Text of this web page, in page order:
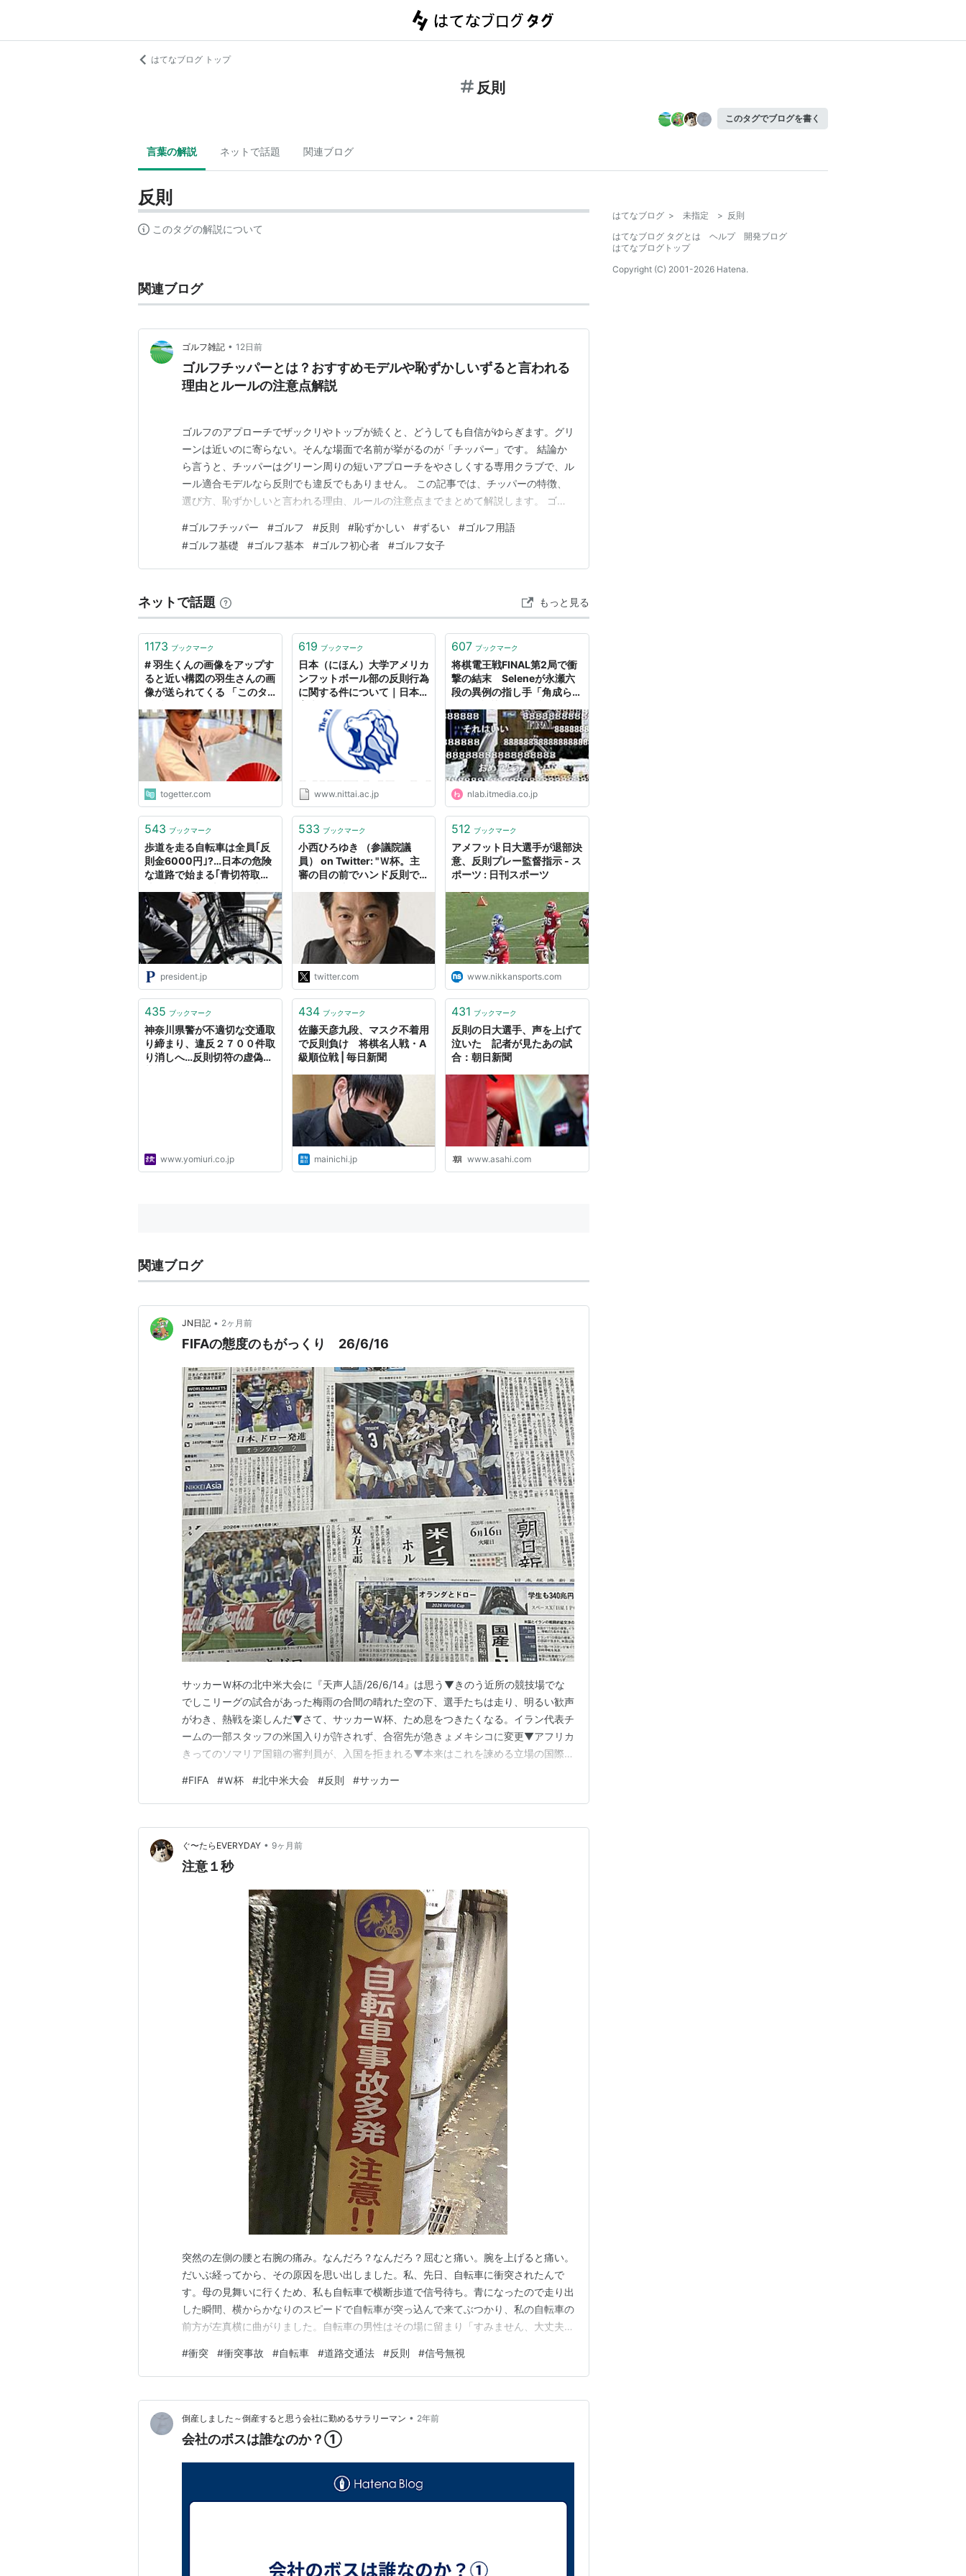
はてなブログ トップ
反則
このタグでブログを書く
言葉の解説 ネットで話題 関連ブログ
反則
このタグの解説について
関連ブログ
ゴルフ雑記 • 12日前
ゴルフチッパーとは？おすすめモデルや恥ずかしいずると言われる
理由とルールの注意点解説
ゴルフのアプローチでザックリやトップが続くと、どうしても自信がゆらぎます。グリ
ーンは近いのに寄らない。そんな場面で名前が挙がるのが「チッパー」です。 結論か
ら言うと、チッパーはグリーン周りの短いアプローチをやさしくする専用クラブで、ル
ール適合モデルなら反則でも違反でもありません。 この記事では、チッパーの特徴、
選び方、恥ずかしいと言われる理由、ルールの注意点までまとめて解説します。 ゴル
ターとウェッジの魅力をあわせ持つ特徴 ゴルフクラブのチッパーと通常のウェッジの
違い ゴルフチッパーは恥ずかしい？ずるいと言われる理…
#ゴルフチッパー #ゴルフ #反則 #恥ずかしい #ずるい #ゴルフ用語
#ゴルフ基礎 #ゴルフ基本 #ゴルフ初心者 #ゴルフ女子
ネットで話題 もっと見る
1173 ブックマーク
# 羽生くんの画像をアップす
ると近い構図の羽生さんの画
像が送られてくる 「このタ
Togetterまとめ
togetter.com
619 ブックマーク
日本（にほん）大学アメリカ
ンフットボール部の反則行為
に関する件について｜日本体
www.nittai.ac.jp
607 ブックマーク
将棋電王戦FINAL第2局で衝
撃の結末 Seleneが永瀬六
段の異例の指し手「角成ら
| ねとらぼ
nlab.itmedia.co.jp
543 ブックマーク
歩道を走る自転車は全員｢反
則金6000円｣?…日本の危険
な道路で始まる｢青切符取り
走､信号無視､｢ながらスマホ｣
とは事故リスクが違う
president.jp
533 ブックマーク
小西ひろゆき （参議院議
員） on Twitter: "Ｗ杯。主
審の目の前でハンド反則でシ
手。チームを救うための究極
の行為は一発レッドカード。
反則は絶対悪、退場も最悪ミ
スだが、我が身を捨てた執念
の行為に、あの瞬間に何もせ
ず、失点承知でシュートを見
送るだけの国会議員が何人い
るだろうかと考えた。安倍政
治は罪深い。"
twitter.com
512 ブックマーク
アメフット日大選手が退部決
意、反則プレー監督指示 - ス
ポーツ : 日刊スポーツ
www.nikkansports.com
435 ブックマーク
神奈川県警が不適切な交通取
り締まり、違反２７００件取
り消しへ…反則切符の虚偽記
www.yomiuri.co.jp
434 ブックマーク
佐藤天彦九段、マスク不着用
で反則負け 将棋名人戦・A
級順位戦 | 毎日新聞
mainichi.jp
431 ブックマーク
反則の日大選手、声を上げて
泣いた 記者が見たあの試
合：朝日新聞
www.asahi.com
関連ブログ
JN日記 • 2ヶ月前
FIFAの態度のもがっくり 26/6/16
サッカーＷ杯の北中米大会に『天声人語/26/6/14』は思う▼きのう近所の競技場でな
でしこリーグの試合があった梅雨の合間の晴れた空の下、選手たちは走り、明るい歓声
がわき、熱戦を楽しんだ▼さて、サッカーＷ杯、ため息をつきたくなる。イラン代表チ
ームの一部スタッフの米国入りが許されず、合宿先が急きょメキシコに変更▼アフリカ
きってのソマリア国籍の審判員が、入国を拒まれる▼本来はこれを諫める立場の国際サ
長の弁には違和感を覚える▼サッカーは面白い。ボールを追うのも面白いし、好きなチ
ームを応援するのも面白い。純粋に、それを楽し…
#FIFA #Ｗ杯 #北中米大会 #反則 #サッカー
ぐ〜たらEVERYDAY • 9ヶ月前
注意１秒
突然の左側の腰と右腕の痛み。なんだろ？なんだろ？屈むと痛い。腕を上げると痛い。
だいぶ経ってから、その原因を思い出しました。私、先日、自転車に衝突されたんで
す。母の見舞いに行くため、私も自転車で横断歩道で信号待ち。青になったので走り出
した瞬間、横からかなりのスピードで自転車が突っ込んで来てぶつかり、私の自転車の
前方が左真横に曲がりました。自転車の男性はその場に留まり「すみません、大丈夫で
しまいました。結局、こういう場合、別に出血してる訳でもないし、そのうち痛みも治
まるだろうと「大丈夫です」としか答えようがないよね…(;…
#衝突 #衝突事故 #自転車 #道路交通法 #反則 #信号無視
倒産しました～倒産すると思う会社に勤めるサラリーマン • 2年前
会社のボスは誰なのか？①
はてなブログ > 未指定 > 反則
はてなブログ タグとは
ヘルプ
開発ブログ
はてなブログトップ
Copyright (C) 2001-2026 Hatena.